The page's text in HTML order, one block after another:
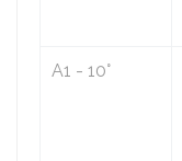
A1 - 10°